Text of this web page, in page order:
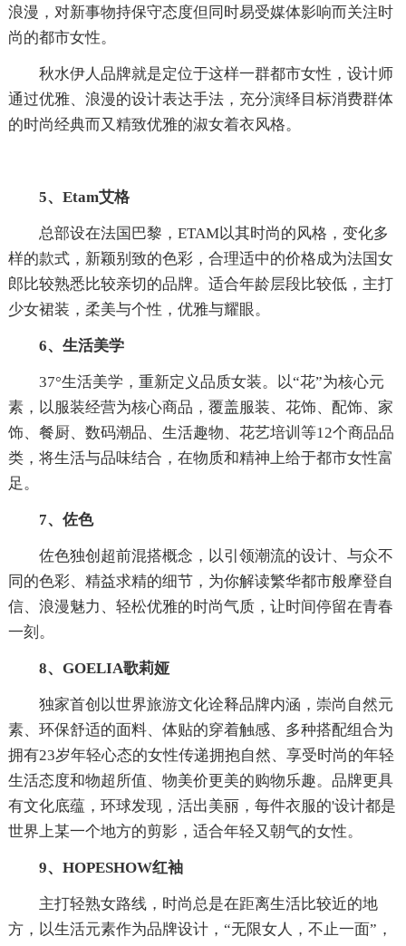
浪漫，对新事物持保守态度但同时易受媒体影响而关注时
尚的都市女性。
秋水伊人品牌就是定位于这样一群都市女性，设计师
通过优雅、浪漫的设计表达手法，充分演绎目标消费群体
的时尚经典而又精致优雅的淑女着衣风格。
5、Etam艾格
总部设在法国巴黎，ETAM以其时尚的风格，变化多
样的款式，新颖别致的色彩，合理适中的价格成为法国女
郎比较熟悉比较亲切的品牌。适合年龄层段比较低，主打
少女裙装，柔美与个性，优雅与耀眼。
6、生活美学
37°生活美学，重新定义品质女装。以“花”为核心元
素，以服装经营为核心商品，覆盖服装、花饰、配饰、家
饰、餐厨、数码潮品、生活趣物、花艺培训等12个商品品
类，将生活与品味结合，在物质和精神上给于都市女性富
足。
7、佐色
佐色独创超前混搭概念，以引领潮流的设计、与众不
同的色彩、精益求精的细节，为你解读繁华都市般摩登自
信、浪漫魅力、轻松优雅的时尚气质，让时间停留在青春
一刻。
8、GOELIA歌莉娅
独家首创以世界旅游文化诠释品牌内涵，崇尚自然元
素、环保舒适的面料、体贴的穿着触感、多种搭配组合为
拥有23岁年轻心态的女性传递拥抱自然、享受时尚的年轻
生活态度和物超所值、物美价更美的购物乐趣。品牌更具
有文化底蕴，环球发现，活出美丽，每件衣服的'设计都是
世界上某一个地方的剪影，适合年轻又朝气的女性。
9、HOPESHOW红袖
主打轻熟女路线，时尚总是在距离生活比较近的地
方，以生活元素作为品牌设计，“无限女人，不止一面”，